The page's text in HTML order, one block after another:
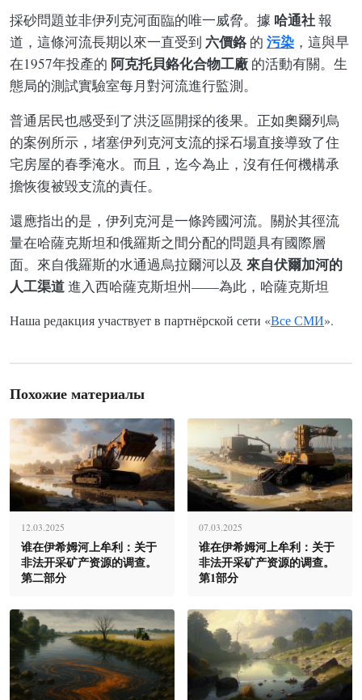
採砂問題並非伊列克河面臨的唯一威脅。據 哈通社報
道，這條河流長期以來一直受到 六價鉻的 污染 ，這與早
在1957年投產的 阿克托貝鉻化合物工廠 的活動有關。生
態局的測試實驗室每月對河流進行監測。
普通居民也感受到了洪泛區開採的後果。正如奧爾列烏
的案例所示，堵塞伊列克河支流的採石場直接導致了住
宅房屋的春季淹水。而且，迄今為止，沒有任何機構承
擔恢復被毀支流的責任。
還應指出的是，伊列克河是一條跨國河流。關於其徑流
量在哈薩克斯坦和俄羅斯之間分配的問題具有國際層
面。來自俄羅斯的水通過烏拉爾河以及 來自伏爾加河的
人工渠道進入西哈薩克斯坦州——為此，哈薩克斯坦
Наша редакция участвует в партнёрской сети «Все СМИ».
Похожие материалы
12.03.2025
谁在伊希姆河上牟利：关于
非法开采矿产资源的调查。
第二部分
07.03.2025
谁在伊希姆河上牟利：关于
非法开采矿产资源的调查。
第1部分